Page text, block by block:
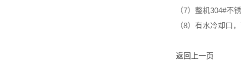
（7）整机304#不
（8）有水冷却口
返回上一页